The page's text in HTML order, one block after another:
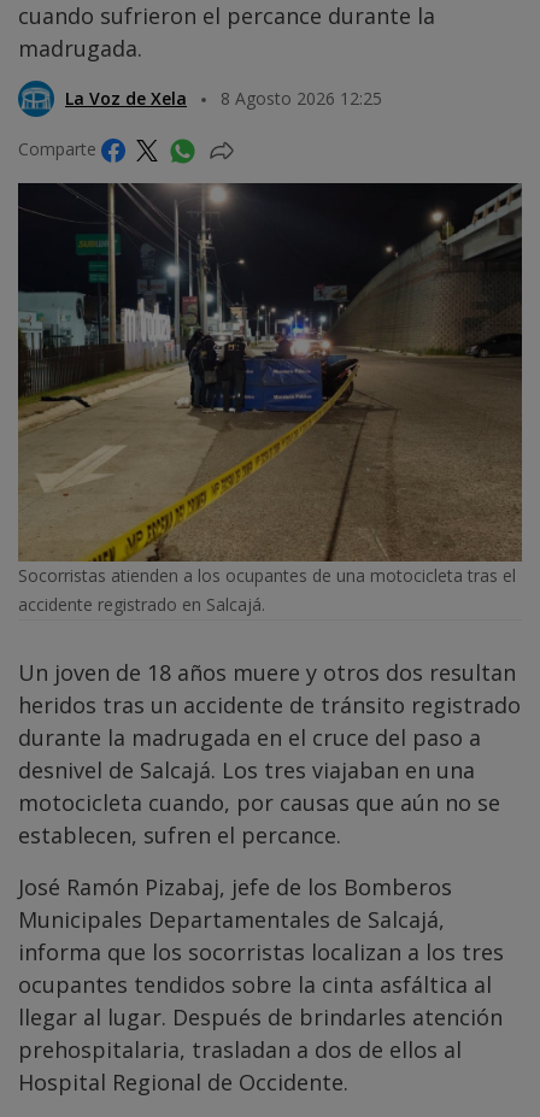
cuando sufrieron el percance durante la
madrugada.
La Voz de Xela 8 Agosto 2026 12:25
Comparte
Socorristas atienden a los ocupantes de una motocicleta tras el
accidente registrado en Salcajá.
Un joven de 18 años muere y otros dos resultan
heridos tras un accidente de tránsito registrado
durante la madrugada en el cruce del paso a
desnivel de Salcajá. Los tres viajaban en una
motocicleta cuando, por causas que aún no se
establecen, sufren el percance.
José Ramón Pizabaj, jefe de los Bomberos
Municipales Departamentales de Salcajá,
informa que los socorristas localizan a los tres
ocupantes tendidos sobre la cinta asfáltica al
llegar al lugar. Después de brindarles atención
prehospitalaria, trasladan a dos de ellos al
Hospital Regional de Occidente.